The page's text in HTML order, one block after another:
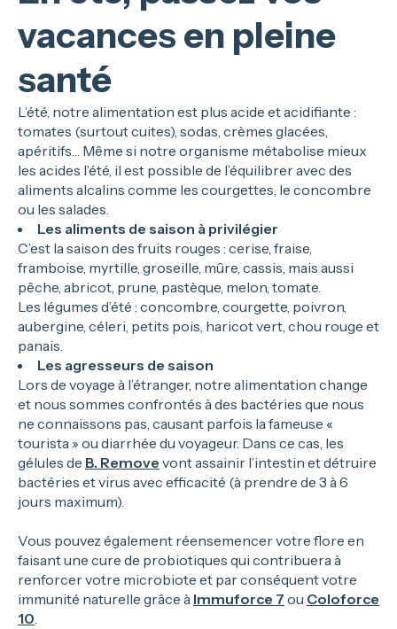
vacances en pleine
santé
L’été, notre alimentation est plus acide et acidifiante :
tomates (surtout cuites), sodas, crèmes glacées,
apéritifs… Même si notre organisme métabolise mieux
les acides l’été, il est possible de l’équilibrer avec des
aliments alcalins comme les courgettes, le concombre
ou les salades.
Les aliments de saison à privilégier
C’est la saison des fruits rouges : cerise, fraise,
framboise, myrtille, groseille, mûre, cassis, mais aussi
pêche, abricot, prune, pastèque, melon, tomate.
Les légumes d’été : concombre, courgette, poivron,
aubergine, céleri, petits pois, haricot vert, chou rouge et
panais.
Les agresseurs de saison
Lors de voyage à l’étranger, notre alimentation change
et nous sommes confrontés à des bactéries que nous
ne connaissons pas, causant parfois la fameuse «
tourista » ou diarrhée du voyageur. Dans ce cas, les
gélules de B. Remove vont assainir l’intestin et détruire
bactéries et virus avec efficacité (à prendre de 3 à 6
jours maximum).
Vous pouvez également réensemencer votre flore en
faisant une cure de probiotiques qui contribuera à
renforcer votre microbiote et par conséquent votre
immunité naturelle grâce à Immuforce 7 ou Coloforce
10.